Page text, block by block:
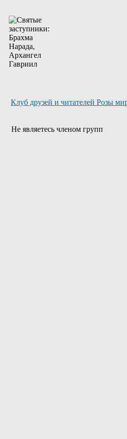
Клуб друзей и читателей Розы
Не являетесь членом групп